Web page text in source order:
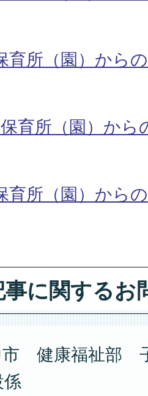
育所（園）から
育所（園）から
育所（園）から
事に関するお
市 健康福祉部